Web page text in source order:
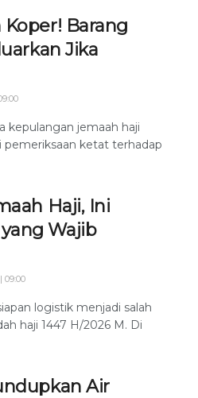
Barang
Jika
kepulangan jemaah haji
pemeriksaan ketat terhadap
Haji, Ini
Wajib
09:00
logistik menjadi salah
haji 1447 H/2026 M. Di
Air